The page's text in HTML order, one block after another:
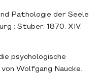
Pathologie der Seele
: Stuber, 1870. XIV,
psychologische
Wolfgang Naucke.